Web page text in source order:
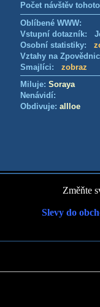
Počet návštěv
Oblíbené WWW:
Vstupní dotazník:
Osobní statistiky:
Vztahy na
Smajlíci: zobraz
Miluje: Soraya
Nenávidí:
Obdivuje: allloe
Změňte
Slevy do